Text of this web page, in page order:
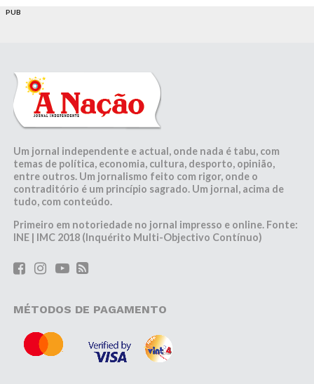
PUB
Um jornal independente e actual, onde nada é tabu, com
temas de política, economia, cultura, desporto, opinião,
entre outros. Um jornalismo feito com rigor, onde o
contraditório é um princípio sagrado. Um jornal, acima de
tudo, com conteúdo.
Primeiro em notoriedade no jornal impresso e online. Fonte:
INE | IMC 2018 (Inquérito Multi-Objectivo Contínuo)
MÉTODOS DE PAGAMENTO